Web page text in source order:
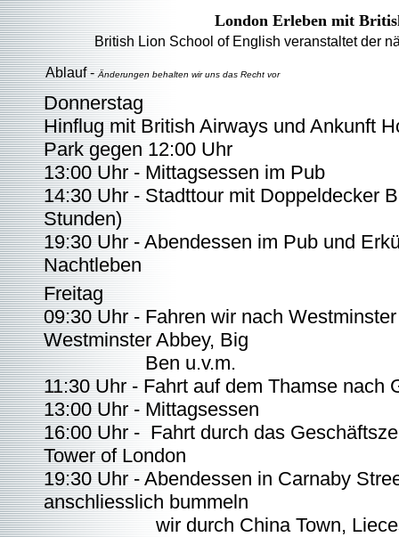
London Erleben mit
British Lion School of English veranstaltet der
Ablauf -Änderungen behalten wir uns das Recht vor
Donnerstag
Hinflug mit British Airways und Ankunft
Park gegen 12:00 Uhr
13:00 Uhr - Mittagsessen im Pub
14:30 Uhr - Stadttour mit Doppeldecker
Stunden)
19:30 Uhr - Abendessen im Pub und
Nachtleben
Freitag
09:30 Uhr - Fahren wir nach
Westminster Abbey, Big
Ben u.v.m.
11:30 Uhr - Fahrt auf dem Thamse nach
13:00 Uhr - Mittagsessen
16:00 Uhr - Fahrt durch das
Tower of London
19:30 Uhr - Abendessen in Carnaby
anschliesslich bummeln
wir durch China Town,